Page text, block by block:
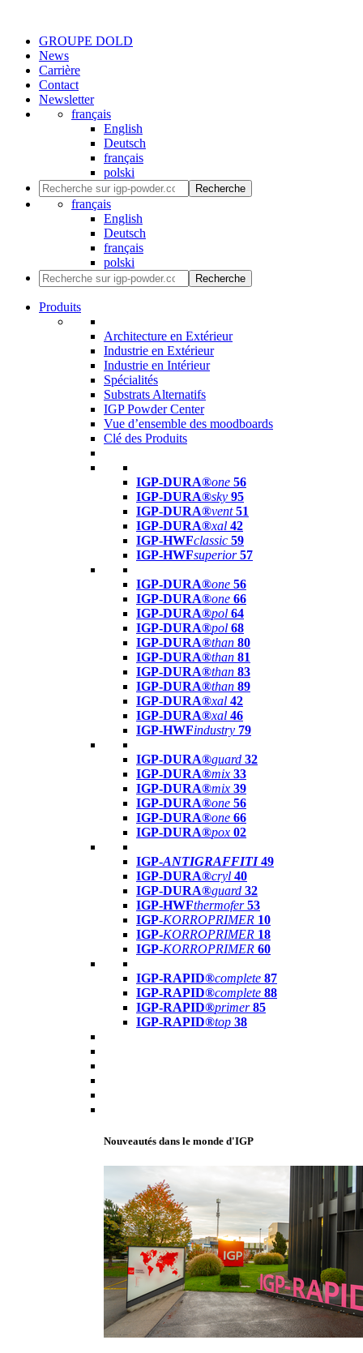
GROUPE DOLD
News
Carrière
Contact
Newsletter
français
English
Deutsch
français
polski
Recherche
français
English
Deutsch
français
polski
Recherche
Produits
Architecture en Extérieur
Industrie en Extérieur
Industrie en Intérieur
Spécialités
Substrats Alternatifs
IGP Powder Center
Vue d’ensemble des moodboards
Clé des Produits
IGP-DURA®one 56
IGP-DURA®sky 95
IGP-DURA®vent 51
IGP-DURA®xal 42
IGP-HWFclassic 59
IGP-HWFsuperior 57
IGP-DURA®one 56
IGP-DURA®one 66
IGP-DURA®pol 64
IGP-DURA®pol 68
IGP-DURA®than 80
IGP-DURA®than 81
IGP-DURA®than 83
IGP-DURA®than 89
IGP-DURA®xal 42
IGP-DURA®xal 46
IGP-HWFindustry 79
IGP-DURA®guard 32
IGP-DURA®mix 33
IGP-DURA®mix 39
IGP-DURA®one 56
IGP-DURA®one 66
IGP-DURA®pox 02
IGP-ANTIGRAFFITI49
IGP-DURA®cryl 40
IGP-DURA®guard 32
IGP-HWFthermofer 53
IGP-KORROPRIMER 10
IGP-KORROPRIMER 18
IGP-KORROPRIMER 60
IGP-RAPID®complete 87
IGP-RAPID®complete 88
IGP-RAPID®primer 85
IGP-RAPID®top 38
Nouveautés dans le monde d'IGP